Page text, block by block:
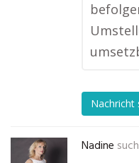
Nachricht
Nadine